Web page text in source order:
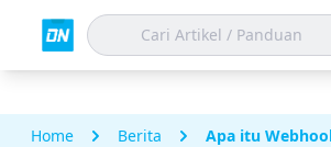
Home Berita Apa itu